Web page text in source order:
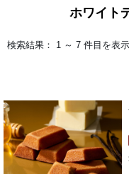
ホワイト
検索結果： 1 ～ 7 件目を表